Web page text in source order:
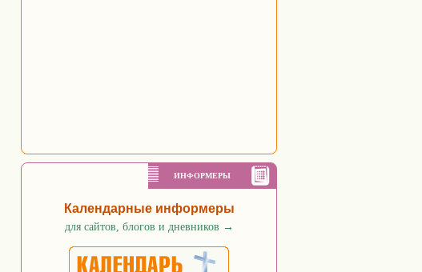
ИНФОРМЕРЫ
Календарные информеры
для сайтов, блогов и дневников →